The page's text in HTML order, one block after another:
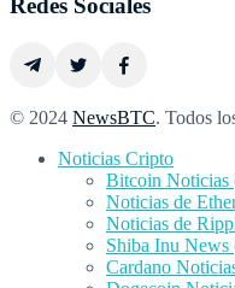
Redes Sociales
© 2024 NewsBTC. Todos
Noticias Cripto
Bitcoin Noticias
Noticias de
Noticias de
Shiba Inu
Cardano